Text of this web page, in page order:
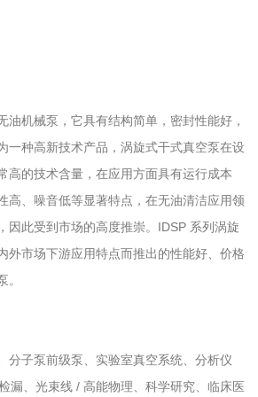
油机械泵，它具有结构简单，密封性能好，
一种高新技术产品，涡旋式干式真空泵在设
高的技术含量，在应用方面具有运行成本
高、噪音低等显著特点，在无油清洁应用领
因此受到市场的高度推崇。IDSP 系列涡旋
外市场下游应用特点而推出的性能好、价格
。
分子泵前级泵、实验室真空系统、分析仪
漏、光束线 / 高能物理、科学研究、临床医